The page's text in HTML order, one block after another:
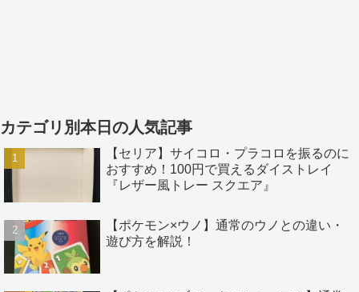
カテゴリ別本日の人気記事
【セリア】サイコロ・プラコロを振るのに
おすすめ！100円で買えるダイストレイ
『レザー風トレー スクエア』
【ポケモン×ウノ】通常のウノとの違い・
遊び方を解説！